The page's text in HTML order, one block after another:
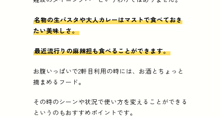
名物の生パスタや大人カレーはマストで食べておき
たい美味しさ。
最近流行りの麻辣担も食べることができます。
お腹いっぱいで2軒目利用の時には、お酒とちょっと
摘まめるフード。
その時のシーンや状況で使い方を変えることができる
というのもおすすめポイントです。